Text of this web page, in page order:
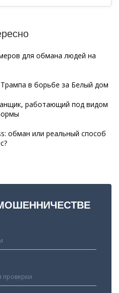
для обмана людей на
в борьбе за Белый дом
работающий под видом
обман или реальный способ